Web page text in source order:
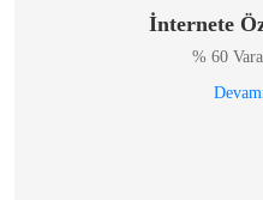
İnternete
% 60